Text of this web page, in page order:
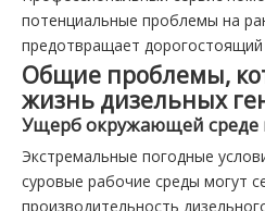
потенциальные проблемы на
предотвращает
Общие проблемы,
жизнь дизельных
Ущерб окружающей среде
Экстремальные погодные
суровые рабочие среды могут
производительность